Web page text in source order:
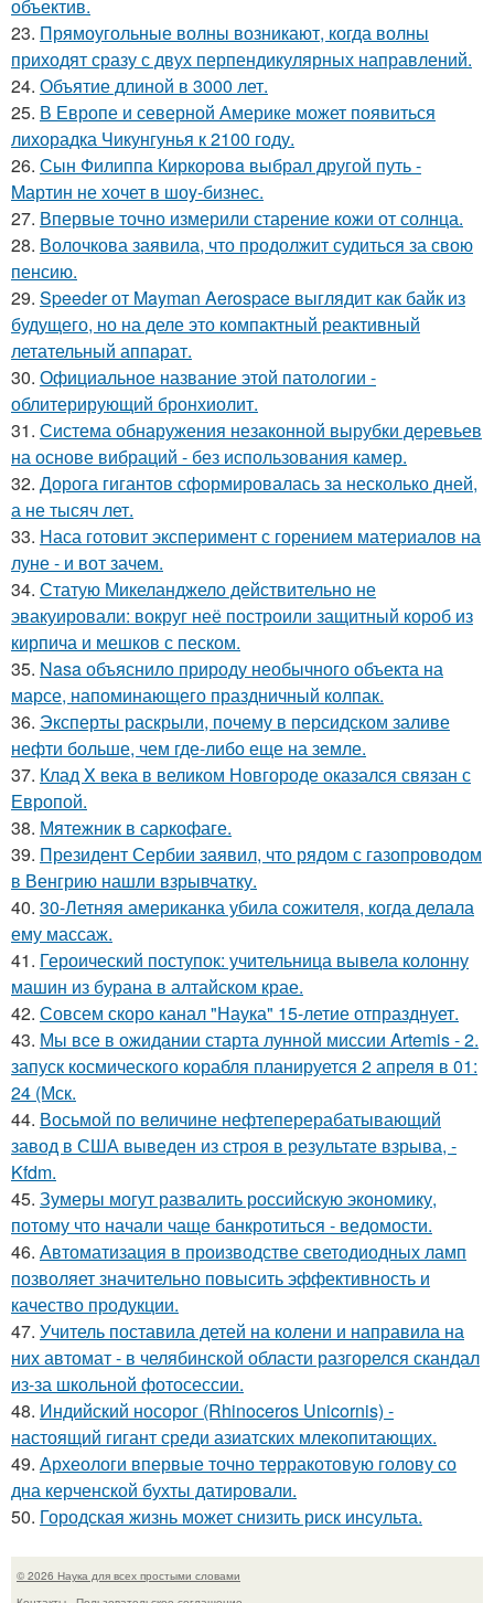
объектив.
23. Прямоугольные волны возникают, когда волны
приходят сразу с двух перпендикулярных направлений.
24. Объятие длиной в 3000 лет.
25. В Европе и северной Америке может появиться
лихорадка Чикунгунья к 2100 году.
26. Сын Филиппa Киркоровa выбрал другой путь -
Mартин не хочет в шоy-бизнес.
27. Впервые точно измерили старение кожи от солнца.
28. Волочкова заявила, что продолжит судиться за свою
пенсию.
29. Speeder от Mayman Aerospace выглядит как байк из
будущего, но на деле это компактный реактивный
летательный аппарат.
30. Официальное название этой патологии -
облитерирующий бронхиолит.
31. Система обнаружения незаконной вырубки деревьев
на основе вибраций - без использования камер.
32. Дорога гигантов сформировалась за несколько дней,
а не тысяч лет.
33. Наса готовит эксперимент с горением материалов на
луне - и вот зачем.
34. Статую Микеланджело действительно не
эвакуировали: вокруг неё построили защитный короб из
кирпича и мешков с песком.
35. Nasa объяснило природу необычного объекта на
марсе, напоминающего праздничный колпак.
36. Эксперты раскрыли, почему в персидском заливе
нефти больше, чем где-либо еще на земле.
37. Клад X века в великом Новгороде оказался связан с
Европой.
38. Мятежник в саркофаге.
39. Президент Сербии заявил, что рядом с газопроводом
в Венгрию нашли взрывчатку.
40. 30-Летняя американка убила сожителя, когда делала
ему массаж.
41. Героический поступок: учительница вывела колонну
машин из бурана в алтайском крае.
42. Совсем скоро канал "Наука" 15-летие отпразднует.
43. Мы все в ожидании старта лунной миссии Artemis - 2.
запуск космического корабля планируется 2 апреля в 01:
24 (Мск.
44. Восьмой по величине нефтеперерабатывающий
завод в США выведен из строя в результате взрыва, -
Kfdm.
45. Зумеры могут развалить российскую экономику,
потому что начали чаще банкротиться - ведомости.
46. Автоматизация в производстве светодиодных ламп
позволяет значительно повысить эффективность и
качество продукции.
47. Учитель поставила детей на колени и направила на
них автомат - в челябинской области разгорелся скандал
из-за школьной фотосессии.
48. Индийский носорог (Rhinoceros Unicornis) -
настоящий гигант среди азиатских млекопитающих.
49. Археологи впервые точно терракотовую голову со
дна керченской бухты датировали.
50. Городская жизнь может снизить риск инсульта.
© 2026 Наука для всех простыми словами